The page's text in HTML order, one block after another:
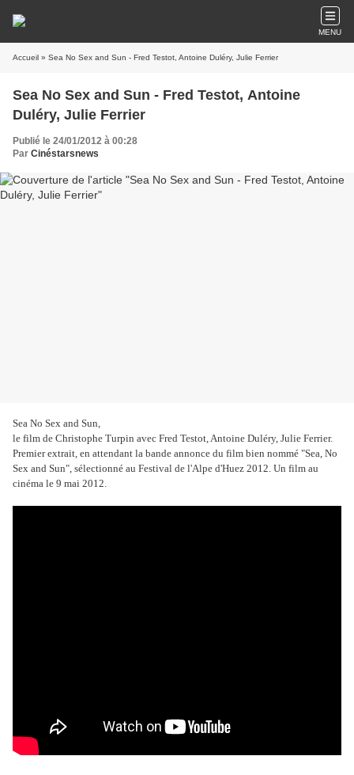
MENU
Accueil » Sea No Sex and Sun - Fred Testot, Antoine Duléry, Julie Ferrier
Sea No Sex and Sun - Fred Testot, Antoine
Duléry, Julie Ferrier
Publié le 24/01/2012 à 00:28
Par Cinéstarsnews
Sea No Sex and Sun,
le film de Christophe Turpin avec Fred Testot, Antoine Duléry, Julie Ferrier.
Premier extrait, en attendant la bande annonce du film bien nommé "Sea, No
Sex and Sun", sélectionné au Festival de l'Alpe d'Huez 2012. Un film au
cinéma le 9 mai 2012.